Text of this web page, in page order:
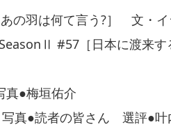
の羽は何て言う?］ 文・イ
#57［日本に渡来す
●梅垣佑介
真●読者の皆さん 選評●叶